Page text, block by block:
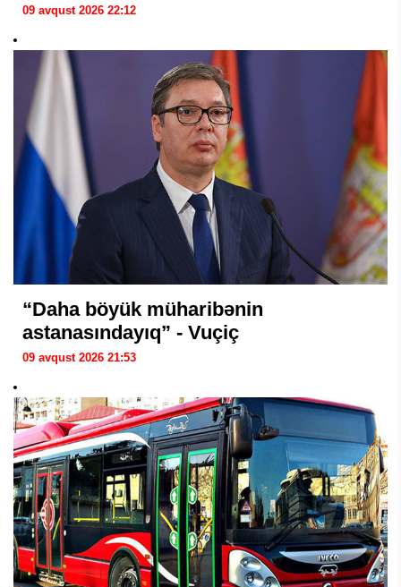
09 avqust 2026 22:12
“Daha böyük müharibənin
astanasındayıq” - Vuçiç
09 avqust 2026 21:53